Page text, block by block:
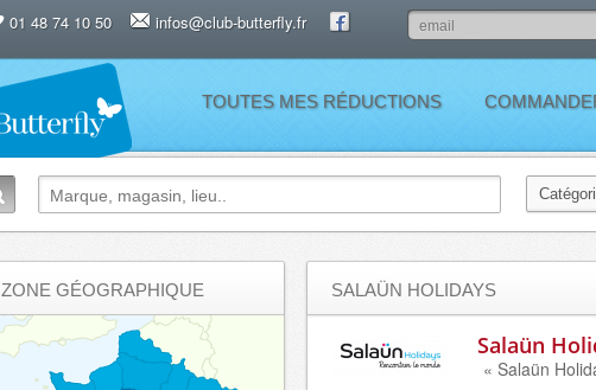
01 48 74 10 50 infos@club-butterfly.fr
TOUTES MES RÉDUCTIONS
SALAÜN HOLIDAYS
Salaün
« Salaün
ZONE GÉOGRAPHIQUE